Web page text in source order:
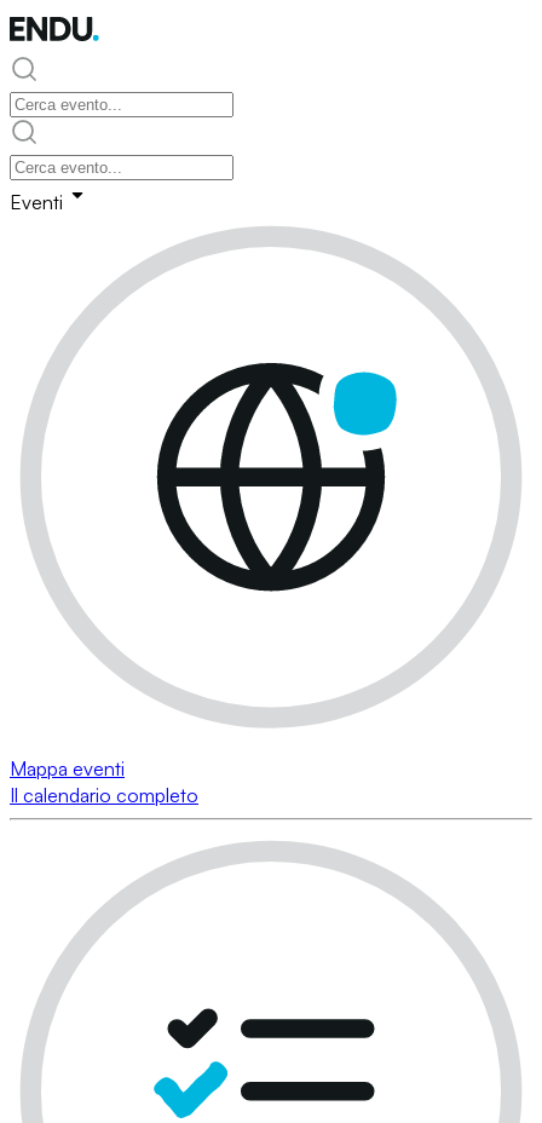
Eventi
Mappa eventi
Il calendario completo